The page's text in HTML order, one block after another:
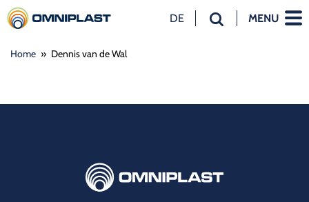
DE
MENU
Home » Dennis van de Wal